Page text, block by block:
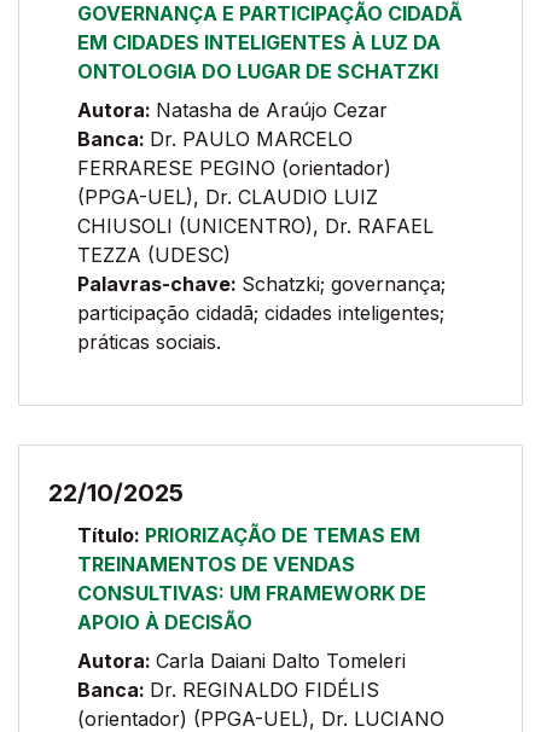
GOVERNANÇA E PARTICIPAÇÃO CIDADÃ
EM CIDADES INTELIGENTES À LUZ DA
ONTOLOGIA DO LUGAR DE SCHATZKI
Autora: Natasha de Araújo Cezar
Banca: Dr. PAULO MARCELO
FERRARESE PEGINO (orientador)
(PPGA-UEL), Dr. CLAUDIO LUIZ
CHIUSOLI (UNICENTRO), Dr. RAFAEL
TEZZA (UDESC)
Palavras-chave: Schatzki; governança;
participação cidadã; cidades inteligentes;
práticas sociais.
22/10/2025
Título: PRIORIZAÇÃO DE TEMAS EM
TREINAMENTOS DE VENDAS
CONSULTIVAS: UM FRAMEWORK DE
APOIO À DECISÃO
Autora: Carla Daiani Dalto Tomeleri
Banca: Dr. REGINALDO FIDÉLIS
(orientador) (PPGA-UEL), Dr. LUCIANO